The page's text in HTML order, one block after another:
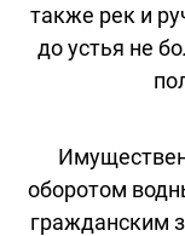
также рек и
до устья не
оборотом
гражданским